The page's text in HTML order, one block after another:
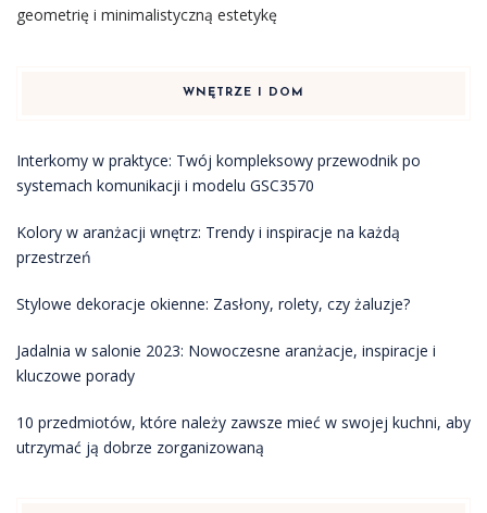
geometrię i minimalistyczną estetykę
WNĘTRZE I DOM
Interkomy w praktyce: Twój kompleksowy przewodnik po
systemach komunikacji i modelu GSC3570
Kolory w aranżacji wnętrz: Trendy i inspiracje na każdą
przestrzeń
Stylowe dekoracje okienne: Zasłony, rolety, czy żaluzje?
Jadalnia w salonie 2023: Nowoczesne aranżacje, inspiracje i
kluczowe porady
10 przedmiotów, które należy zawsze mieć w swojej kuchni, aby
utrzymać ją dobrze zorganizowaną